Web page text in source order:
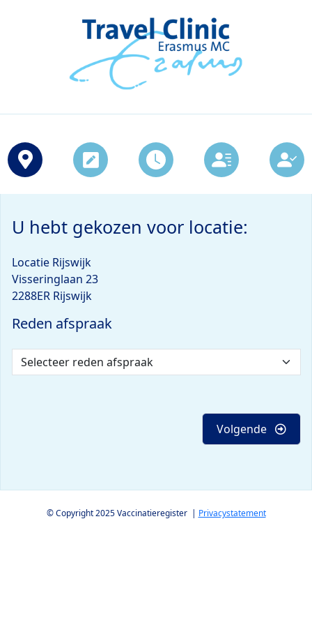
U hebt gekozen voor locatie:
Locatie Rijswijk
Visseringlaan 23
2288ER Rijswijk
Reden afspraak
Volgende
© Copyright 2025 Vaccinatieregister | Privacystatement